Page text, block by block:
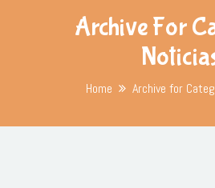
Archive For
Home Archive for